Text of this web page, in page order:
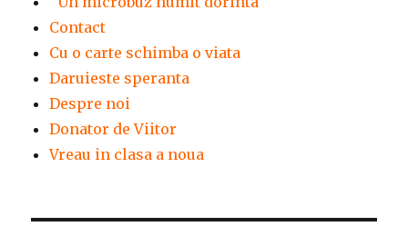
Contact
Cu o carte schimba o viata
Daruieste speranta
Despre noi
Donator de Viitor
Vreau in clasa a noua